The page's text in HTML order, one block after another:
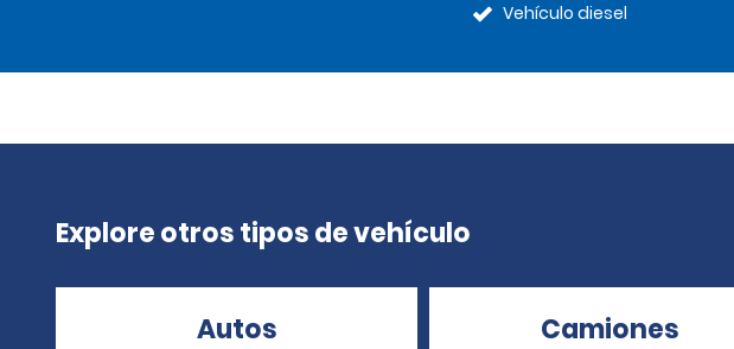
Vehículo diesel
Explore otros tipos de vehículo
Autos Camiones